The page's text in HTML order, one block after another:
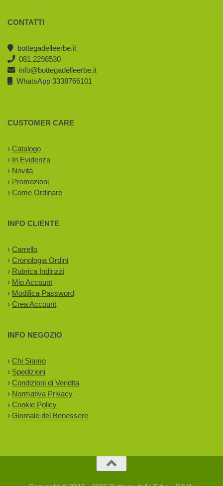
CONTATTI
bottegadelleerbe.it
081.2298530
info@bottegadelleerbe.it
WhatsApp 3338766101
CUSTOMER CARE
› Catalogo
› In Evidenza
› Novità
› Promozioni
› Come Ordinare
INFO CLIENTE
› Carrello
› Cronologia Ordini
› Rubrica Indirizzi
› Mio Account
› Modifica Password
› Crea Account
INFO NEGOZIO
› Chi Siamo
› Spedizioni
› Condizioni di Vendita
› Normativa Privacy
› Cookie Policy
› Giornale del Benessere